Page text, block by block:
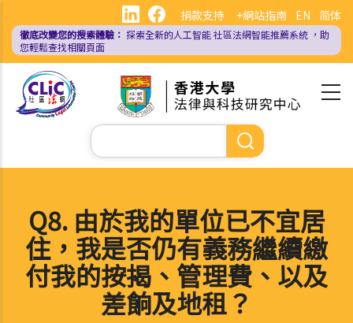
內
EN 简体
捐款支持 +網站指南
徹底改變您的搜索體驗： 探索全新的人工智能社區法網智能推薦系統 ，助
您輕鬆查找相關頁面
Search
Q8. 由於我的單位已不宜居
住，我是否仍有義務繼續繳
付我的按揭、管理費、以及
差餉及地租？